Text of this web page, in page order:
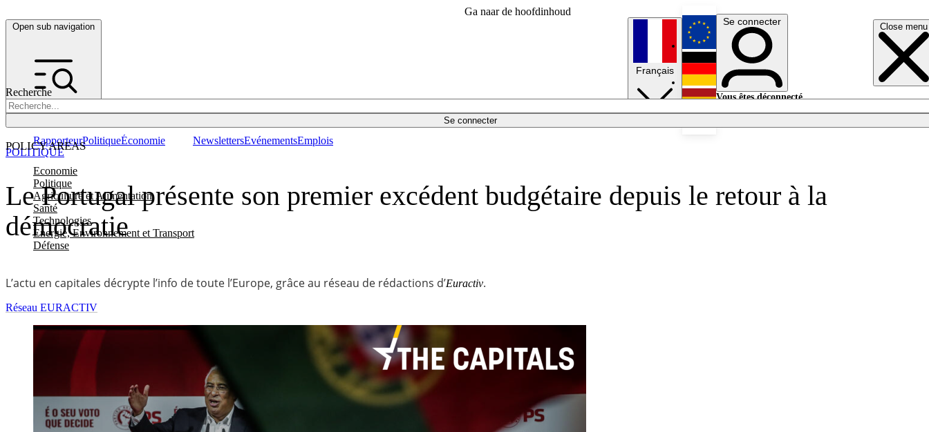
Ga naar de hoofdinhoud
Open sub navigation Close menu
Recherche
Se connecter
POLICY AREAS
Economie
Politique
Agriculture et Alimentation
Santé
Technologies
Energie, Environnement et Transport
Défense
RapporteurPolitiqueÉconomie NewslettersEvénementsEmplois
Français
English
Deutsch
Se connecter
Vous êtes déconnecté.
Le Portugal présente son premier excédent budgétaire depuis le retour à la
démocratie
L’actu en capitales décrypte l’info de toute l’Europe, grâce au réseau de rédactions d’Euractiv.
POLITIQUE
Réseau EURACTIV